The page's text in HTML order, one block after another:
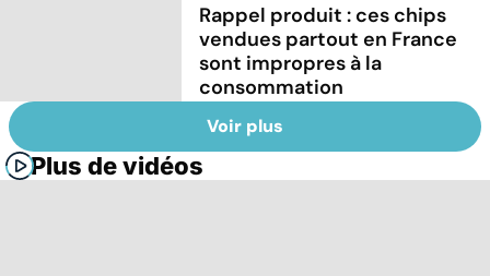
Rappel produit : ces chips
vendues partout en France
sont impropres à la
consommation
Voir plus
Plus de vidéos